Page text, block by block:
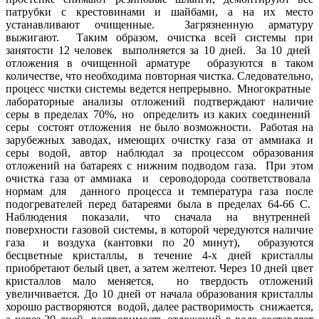
патрубки с крестовинами и шайбами, а на их место
устанавливают очищенные. Загрязненную арматуру
выжигают. Таким образом, очистка всей системы при
занятости 12 человек выполняется за 10 дней. За 10 дней
отложения в очищенной арматуре образуются в таком
количестве, что необходима повторная чистка. Следовательно,
процесс чистки системы ведется непрерывно. Многократные
лабораторные анализы отложений подтверждают наличие
серы в пределах 70%, но определить из каких соединений
серы состоят отложения не было возможности. Работая на
зарубежных заводах, имеющих очистку газа от аммиака и
серы водой, автор наблюдал за процессом образования
отложений на батареях с нижним подводом газа. При этом
очистка газа от аммиака и сероводорода соответствовала
нормам для данного процесса и температура газа после
подогревателей перед батареями была в пределах 64-66 C.
Наблюдения показали, что сначала на внутренней
поверхности газовой системы, в которой чередуются наличие
газа и воздуха (кантовки по 20 минут), образуются
бесцветные кристаллы, в течение 4-х дней кристаллы
приобретают белый цвет, а затем желтеют. Через 10 дней цвет
кристаллов мало меняется, но твердость отложений
увеличивается. До 10 дней от начала образования кристаллы
хорошо растворяются водой, далее растворимость снижается,